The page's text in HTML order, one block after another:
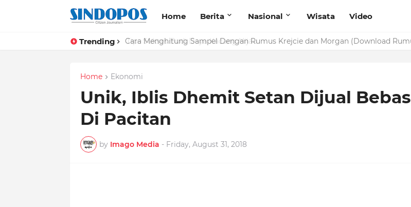
Home Berita Nasional Wisata Video
Trending Tips Sukses Budi Daya Kacang Hijau
Home Ekonomi
Unik, Iblis Dhemit Setan Dijual Bebas
Di Pacitan
by Imago Media - Friday, August 31, 2018